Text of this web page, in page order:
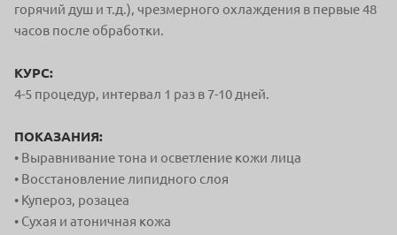
горячий душ и т.д.), чрезмерного охлаждения в первые 48
часов после обработки.
КУРС:
4-5 процедур, интервал 1 раз в 7-10 дней.
ПОКАЗАНИЯ:
• Выравнивание тона и осветление кожи лица
• Восстановление липидного слоя
• Купероз, розацеа
• Сухая и атоничная кожа